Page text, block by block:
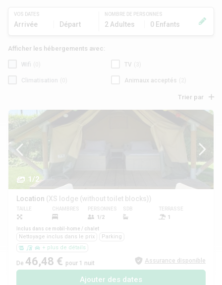
VOS DATES
Arrivée Départ
NOMBRE DE PERSONNES
2 Adultes 0 Enfants
Afficher les hébergements avec:
Wifi TV
Climatisation Animaux acceptés
Trier par
1/2
Location (XS lodge (without toilet blocks))
TAILLE CHAMBRES PERSONNES
1/2
SDB TERRASSE
1
Inclus dans ce mobil-home / chalet
Nettoyage inclus dans le prix
Parking
+ plus de détails
De 46,48 € pour 1 nuit Assurance disponible
Ajouter des dates